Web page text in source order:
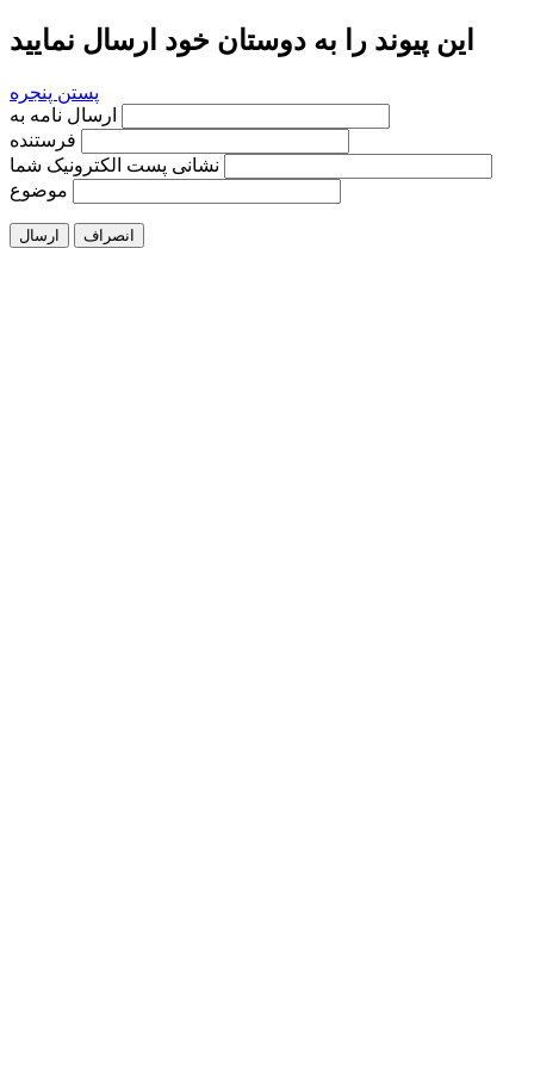
این پیوند را به دوستان خود ارسال نمایید
پستن پنجره
فرستنده
نشانی پست الکترونیک شما
موضوع
ارسال انصراف